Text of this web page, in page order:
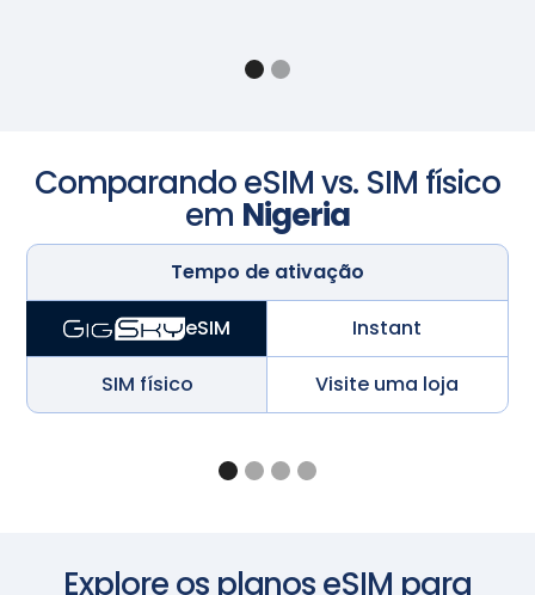
Comparando eSIM vs. SIM físico
em Nigeria
Tempo de ativação
eSIM Instant
SIM físico Visite uma loja
Explore os planos eSIM para